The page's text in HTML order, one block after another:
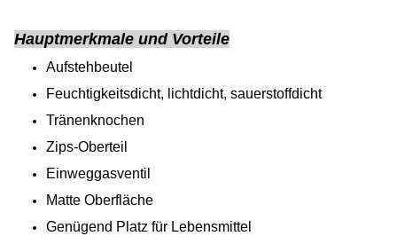
Hauptmerkmale und Vorteile
Aufstehbeutel
Feuchtigkeitsdicht, lichtdicht, sauerstoffdicht
Tränenknochen
Zips-Oberteil
Einweggasventil
Matte Oberfläche
Genügend Platz für Lebensmittel